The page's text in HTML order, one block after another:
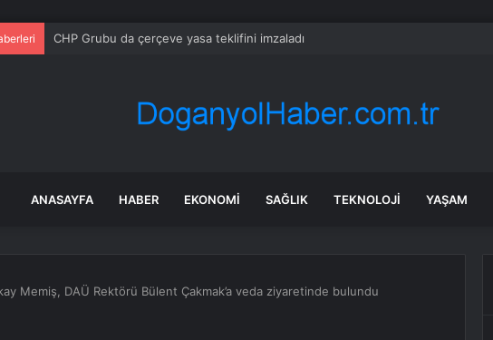
CHP Grubu da çerçeve yasa teklifini imzaladı
ANASAYFA HABER EKONOMI SAĞLIK TEKNOLOJI YAŞAM
Memiş, DAÜ Rektörü Bülent Çakmak’a veda ziyaretinde bulundu